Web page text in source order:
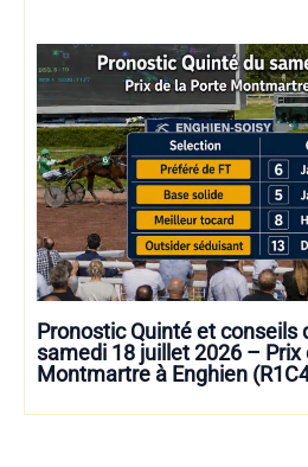
Pronostic Quinté et conseils
samedi 18 juillet 2026 – Prix
Montmartre à Enghien